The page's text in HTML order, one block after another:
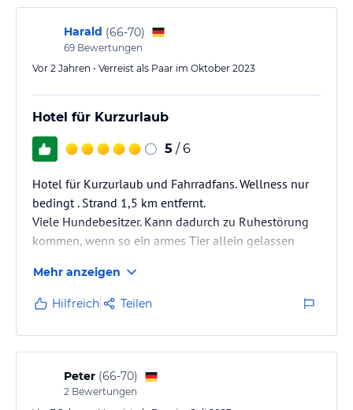
Harald (66-70)
69 Bewertungen
Vor 2 Jahren • Verreist als Paar im Oktober 2023
Hotel für Kurzurlaub
5 / 6
Hotel für Kurzurlaub und Fahrradfans. Wellness nur
bedingt . Strand 1,5 km entfernt.
Viele Hundebesitzer. Kann dadurch zu Ruhestörung
kommen, wenn so ein armes Tier allein gelassen
Mehr anzeigen
Hilfreich Teilen
Peter (66-70)
2 Bewertungen